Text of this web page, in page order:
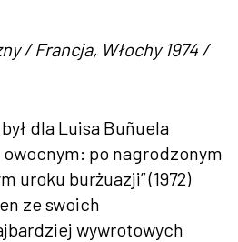
/ Francja, Włochy 1974 /
dla Luisa Buñuela
po nagrodzonym
uroku burżuazji” (1972)
ze swoich
wywrotowych